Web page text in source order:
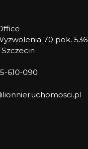
70 pok. 536
610-090